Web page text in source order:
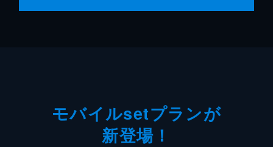
モバイルsetプランが
新登場！